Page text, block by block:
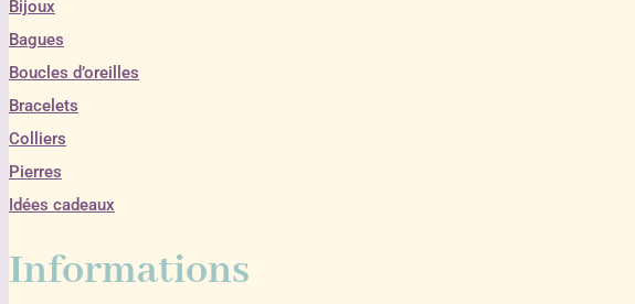
Bijoux
Bagues
Boucles d’oreilles
Bracelets
Colliers
Pierres
Idées cadeaux
Informations